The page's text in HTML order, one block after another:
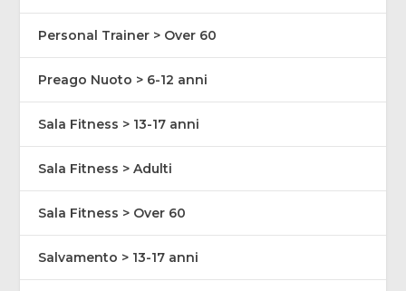
Personal Trainer > Over 60
Preago Nuoto > 6-12 anni
Sala Fitness > 13-17 anni
Sala Fitness > Adulti
Sala Fitness > Over 60
Salvamento > 13-17 anni